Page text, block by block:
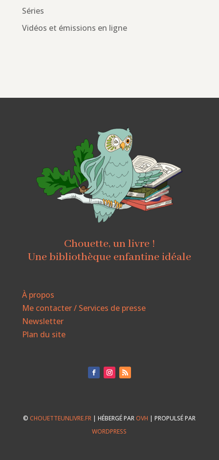
Séries
Vidéos et émissions en ligne
Chouette, un livre !
Une bibliothèque enfantine idéale
À propos
Me contacter / Services de presse
Newsletter
Plan du site
©CHOUETTEUNLIVRE.FR | HÉBERGÉ PAROVH | PROPULSÉ PAR
WORDPRESS